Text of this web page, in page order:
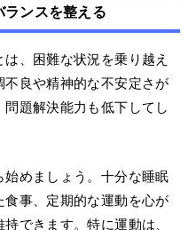
ランスを整える
は、困難な状況を乗り越え
良や精神的な不安定さが
題解決能力も低下してし
めましょう。十分な睡眠
事、定期的な運動を心が
できます。特に運動は、